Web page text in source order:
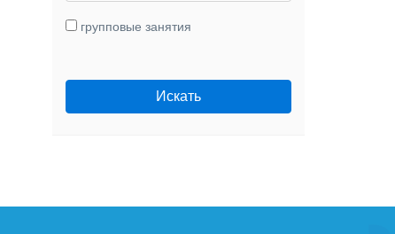
групповые занятия